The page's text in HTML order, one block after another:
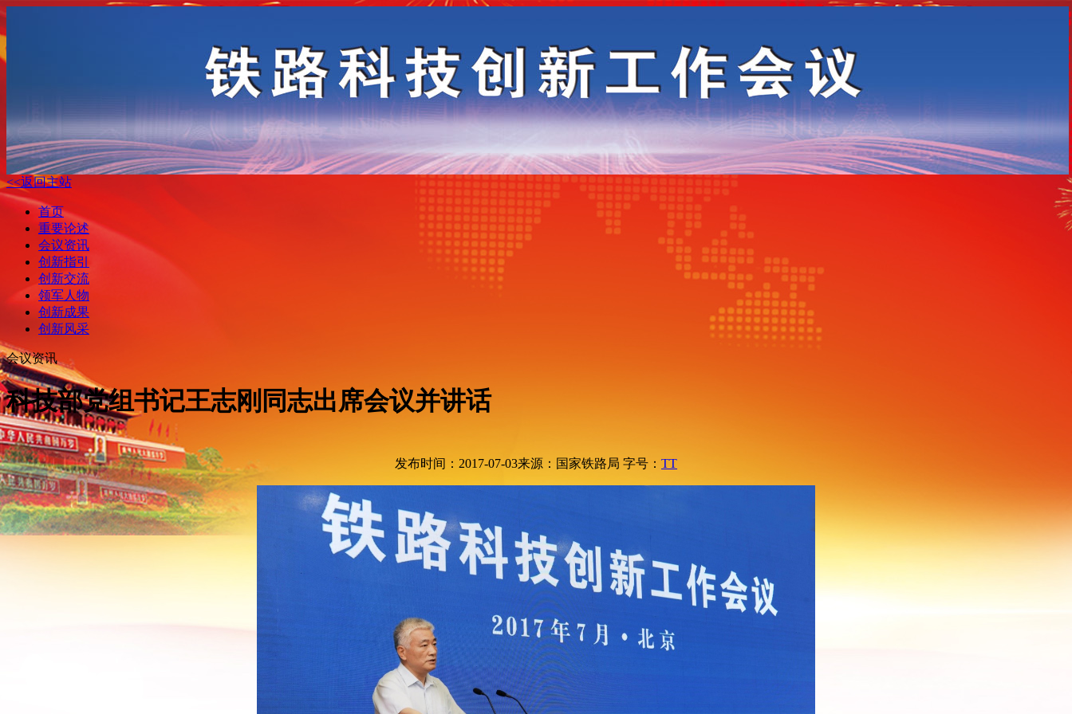
<<返回主站
首页
重要论述
会议资讯
创新指引
创新交流
领军人物
创新成果
创新风采
会议资讯
科技部党组书记王志刚同志出席会议并讲话
发布时间：2017-07-03来源：国家铁路局 字号： TT